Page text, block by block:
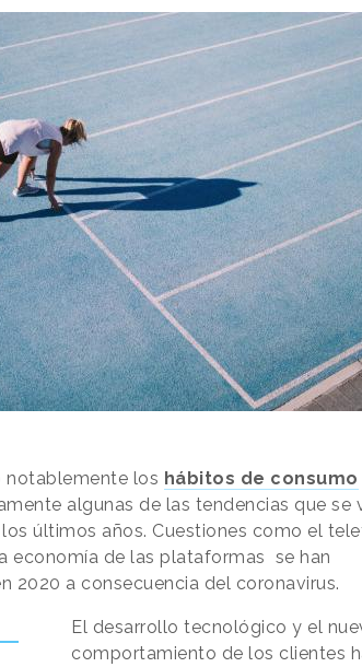
notablemente los hábitos de consumo
algunas de las tendencias que se
últimos años. Cuestiones como el
economía de las plataformas se han
2020 a consecuencia del coronavirus.
El desarrollo tecnológico y el
comportamiento de los clientes